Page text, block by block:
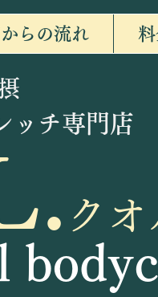
らの流れ
ッチ専門店
クオ